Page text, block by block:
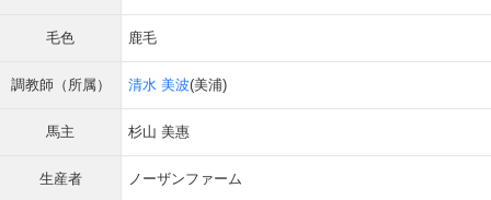
毛色 鹿毛
調教師（所属） 清水 美波(美浦)
馬主 杉山 美惠
生産者 ノーザンファーム